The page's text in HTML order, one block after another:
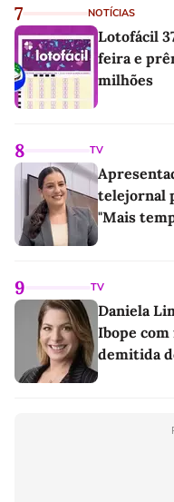
7 NOTÍCIAS
Lotofácil
feira e
milhões
8 TV
telejornal
"Mais
9 TV
Daniela
Ibope com
demitida